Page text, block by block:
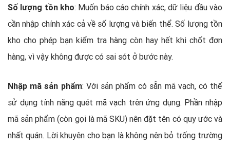
Số lượng tồn kho: Muốn báo cáo chính xác, dữ liệu đầu vào
cần nhập chính xác cả về số lượng và biến thể. Số lượng tồn
kho cho phép bạn kiểm tra hàng còn hay hết khi chốt đơn
hàng, vì vậy không được có sai sót ở bước này.
Nhập mã sản phẩm: Với sản phẩm có sẵn mã vạch, có thể
sử dụng tính năng quét mã vạch trên ứng dụng. Phần nhập
mã sản phẩm (còn gọi là mã SKU) nên đặt tên có quy ước và
nhất quán. Lời khuyên cho bạn là không nên bỏ trống trường